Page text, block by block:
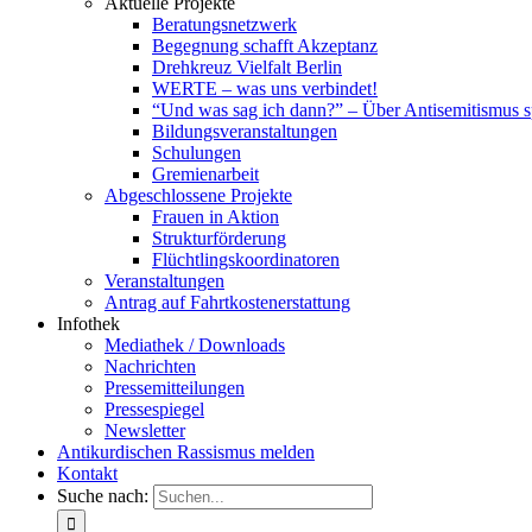
Beratungsnetzwerk
Begegnung schafft Akzeptanz
Drehkreuz Vielfalt Berlin
WERTE – was uns verbindet!
“Und was sag ich dann?” – Über Antisemitismus
Bildungsveranstaltungen
Schulungen
Gremienarbeit
Abgeschlossene Projekte
Frauen in Aktion
Strukturförderung
Flüchtlingskoordinatoren
Veranstaltungen
Antrag auf Fahrtkostenerstattung
Infothek
Mediathek / Downloads
Nachrichten
Pressemitteilungen
Pressespiegel
Newsletter
Antikurdischen Rassismus melden
Kontakt
Suche nach: